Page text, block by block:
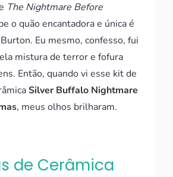
The Nightmare Before
o quão encantadora e única é
Eu mesmo, confesso, fui
mistura de terror e fofura
Então, quando vi esse kit de
Silver Buffalo Nightmare
, meus olhos brilharam.
de Cerâmica